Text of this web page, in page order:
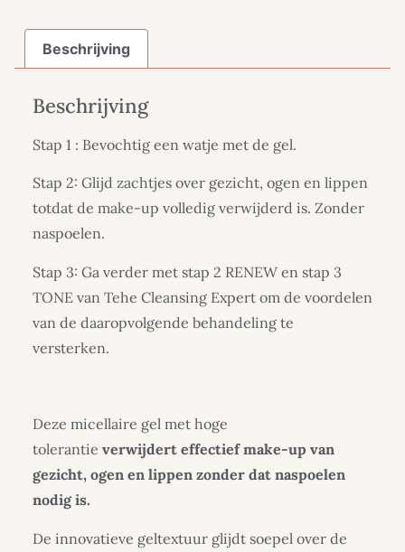
Beschrijving
Beschrijving
Stap 1 : Bevochtig een watje met de gel.
Stap 2: Glijd zachtjes over gezicht, ogen en lippen
totdat de make-up volledig verwijderd is. Zonder
naspoelen.
Stap 3: Ga verder met stap 2 RENEW en stap 3
TONE van Tehe Cleansing Expert om de voordelen
van de daaropvolgende behandeling te
versterken.
Deze micellaire gel met hoge
tolerantie verwijdert effectief make-up van
gezicht, ogen en lippen zonder dat naspoelen
nodig is.
De innovatieve geltextuur glijdt soepel over de